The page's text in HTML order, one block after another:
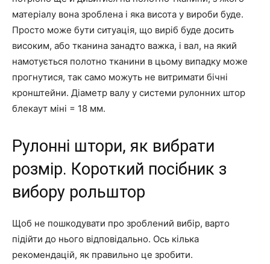
матеріалу вона зроблена і яка висота у вироби буде.
Просто може бути ситуація, що виріб буде досить
високим, або тканина занадто важка, і вал, на який
намотується полотно тканини в цьому випадку може
прогнутися, так само можуть не витримати бічні
кронштейни. Діаметр валу у системи рулонних штор
блекаут міні = 18 мм.
Рулонні штори, як вибрати
розмір. Короткий посібник з
вибору рольштор
Щоб не пошкодувати про зроблений вибір, варто
підійти до нього відповідально. Ось кілька
рекомендацій, як правильно це зробити.